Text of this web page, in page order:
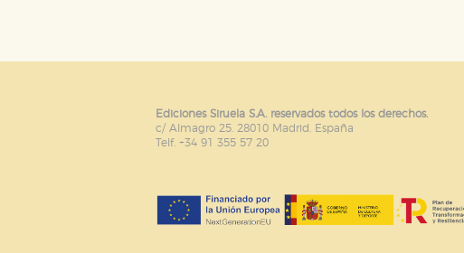
Ediciones Siruela S.A. reservados todos los derechos.
c/ Almagro 25. 28010 Madrid. España
Telf. +34 91 355 57 20